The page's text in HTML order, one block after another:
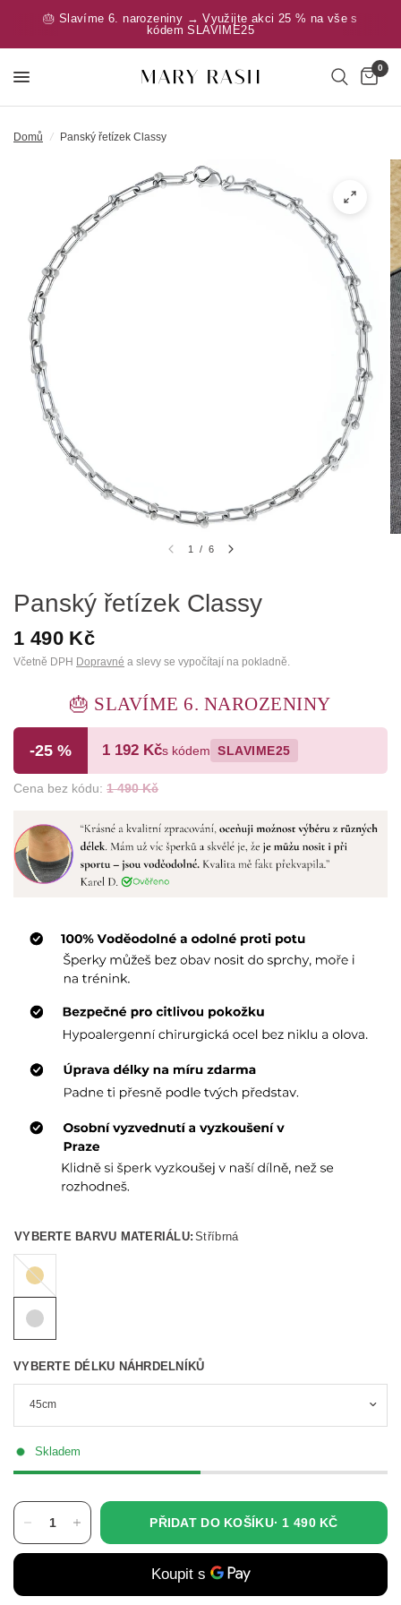
🎂 Slavíme 6. narozeniny → Využijte akci 25 % na vše s
kódem SLAVIME25
0
Domů / Panský řetízek Classy
1 / 6
Panský řetízek Classy
1 490 Kč
Včetně DPH Dopravné a slevy se vypočítají na pokladně.
🎂 SLAVÍME 6. NAROZENINY
-25 % 1 192 Kčs kódem SLAVIME25
Cena bez kódu:1 490 Kč
VYBERTE BARVU MATERIÁLU: Stříbrná
Zlatá
VYBERTE DÉLKU NÁHRDELNÍKŮ
Skladem
PŘIDAT DO KOŠÍKU· 1 490 KČ